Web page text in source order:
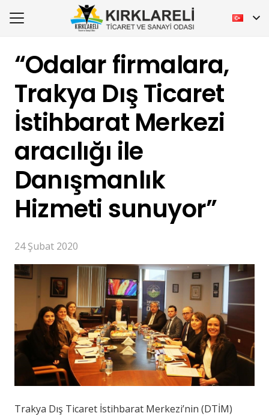
“Odalar firmalara,
Trakya Dış Ticaret
İstihbarat Merkezi
aracılığı ile
Danışmanlık
Hizmeti sunuyor”
24 Şubat 2020
Trakya Dış Ticaret İstihbarat Merkezi’nin (DTİM)